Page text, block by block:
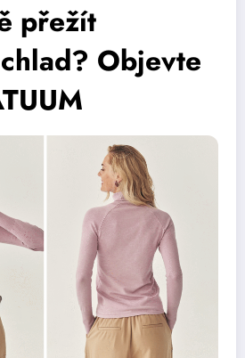
přežít
Objevte